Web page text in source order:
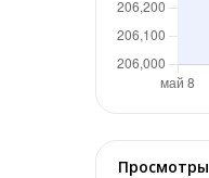
Просмотры